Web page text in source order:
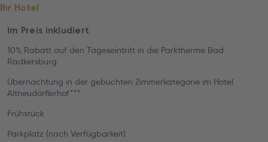
Ihr Hotel
Im Preis inkludiert
10% Rabatt auf den Tageseintritt in die Parktherme Bad
Radkersburg
Übernachtung in der gebuchten Zimmerkategorie im Hotel
Altneudörflerhof***
Frühstück
Parkplatz (nach Verfügbarkeit)